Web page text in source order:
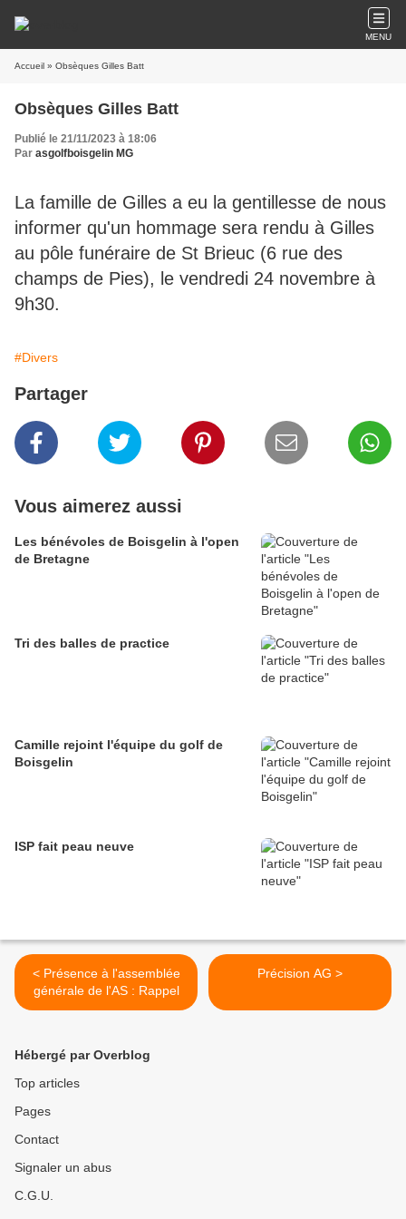
MENU
Accueil » Obsèques Gilles Batt
Obsèques Gilles Batt
Publié le 21/11/2023 à 18:06
Par asgolfboisgelin MG
La famille de Gilles a eu la gentillesse de nous
informer qu'un hommage sera rendu à Gilles
au pôle funéraire de St Brieuc (6 rue des
champs de Pies), le vendredi 24 novembre à
9h30.
#Divers
Partager
Vous aimerez aussi
Les bénévoles de Boisgelin à l'open
de Bretagne
Tri des balles de practice
Camille rejoint l'équipe du golf de
Boisgelin
ISP fait peau neuve
< Présence à l'assemblée
générale de l'AS : Rappel
Précision AG >
Hébergé par Overblog
Top articles
Pages
Contact
Signaler un abus
C.G.U.